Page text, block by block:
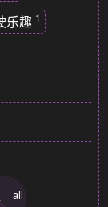
乐趣 1
all